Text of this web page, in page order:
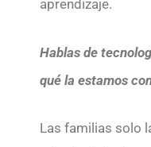
aprendizaje.
Hablas de
qué la estamos
Las familias solo